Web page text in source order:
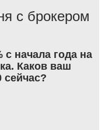
с брокером
с начала года на
Каков ваш
сейчас?